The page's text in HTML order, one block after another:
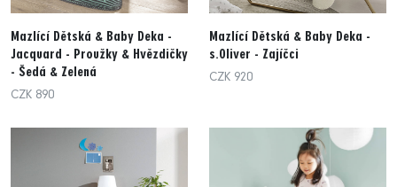
Mazlící Dětská & Baby Deka -
Jacquard - Proužky & Hvězdičky
- Šedá & Zelená
CZK 890
Mazlící Dětská & Baby Deka -
s.Oliver - Zajíčci
CZK 920